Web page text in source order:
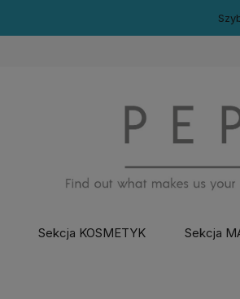
DARMOWA
Sekcja KOSMETYK Sekcja